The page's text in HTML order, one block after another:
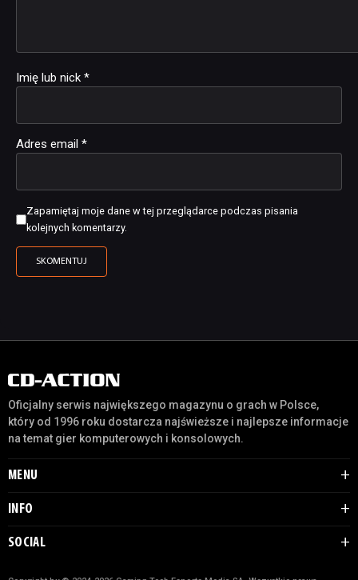
Imię lub nick *
Adres email *
Zapamiętaj moje dane w tej przeglądarce podczas pisania
kolejnych komentarzy.
Oficjalny serwis największego magazynu o grach w Polsce,
który od 1996 roku dostarcza najświeższe i najlepsze informacje
na temat gier komputerowych i konsolowych.
MENU
INFO
SOCIAL